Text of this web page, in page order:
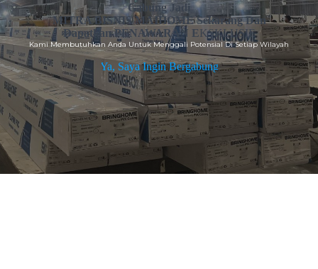
Gabung Jadi
MITRA BISNIS MAIHOME Sekarang Dan
Dapatkan PENAWARAN EKSKLUSIF
Kami Membutuhkan Anda Untuk Menggali Potensial Di Setiap Wilayah
Ya, Saya Ingin Bergabung